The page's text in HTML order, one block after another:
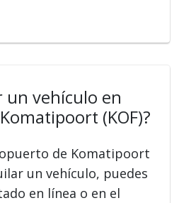
un vehículo en
(KOF)?
de Komatipoort
un vehículo, puedes
en línea o en el